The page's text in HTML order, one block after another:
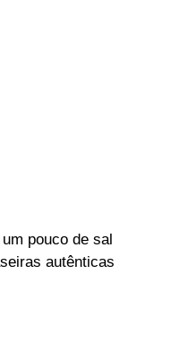
pouco de sal
autênticas